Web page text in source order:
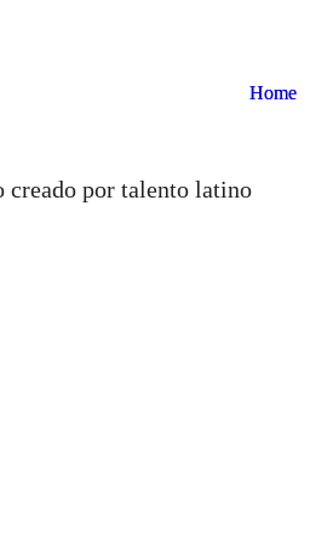
Home
Home
creado por talento latino